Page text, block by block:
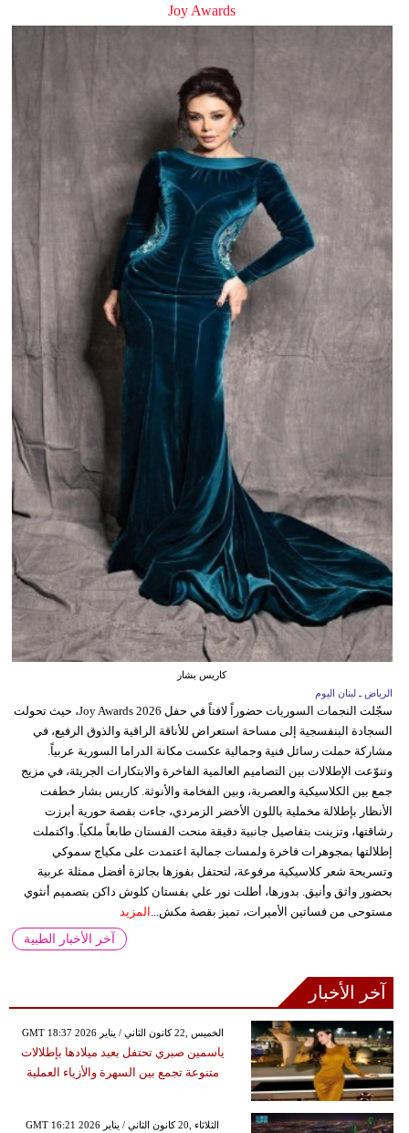
Joy Awards
كاريس بشار
الرياض ـ لبنان اليوم
سجّلت النجمات السوريات حضوراً لافتاً في حفل Joy Awards 2026، حيث تحولت
السجادة البنفسجية إلى مساحة استعراض للأناقة الراقية والذوق الرفيع، في
مشاركة حملت رسائل فنية وجمالية عكست مكانة الدراما السورية عربياً.
وتنوّعت الإطلالات بين التصاميم العالمية الفاخرة والابتكارات الجريئة، في مزيج
جمع بين الكلاسيكية والعصرية، وبين الفخامة والأنوثة. كاريس بشار خطفت
الأنظار بإطلالة مخملية باللون الأخضر الزمردي، جاءت بقصة حورية أبرزت
رشاقتها، وتزينت بتفاصيل جانبية دقيقة منحت الفستان طابعاً ملكياً. واكتملت
إطلالتها بمجوهرات فاخرة ولمسات جمالية اعتمدت على مكياج سموكي
وتسريحة شعر كلاسيكية مرفوعة، لتحتفل بفوزها بجائزة أفضل ممثلة عربية
بحضور واثق وأنيق. بدورها، أطلت نور علي بفستان كلوش داكن بتصميم أنثوي
مستوحى من فساتين الأميرات، تميز بقصة مكش... المزيد
آخر الأخبار الطبية
آخر الأخبار
GMT 18:37 2026 الخميس ,22 كانون الثاني / يناير
ياسمين صبري تحتفل بعيد ميلادها بإطلالات
متنوعة تجمع بين السهرة والأزياء العملية
GMT 16:21 2026 الثلاثاء ,20 كانون الثاني / يناير